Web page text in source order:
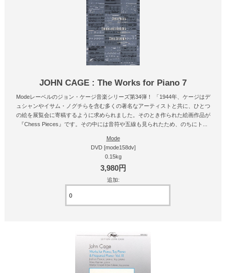
JOHN CAGE : The Works for Piano 7
Modeレーベルのジョン・ケージ音楽シリーズ第34弾！ 「1944年、ケージはデ
ュシャンやイサム・ノグチらを含む多くの著名なアーティストと共に、ひとつ
の絵を展覧会に寄稿するように求められました。そのとき作られた絵画作品が
『Chess Pieces』です。その中には音符や五線も見られたため、のちにト...
Mode
DVD [mode158dv]
0.15kg
3,980円
追加: